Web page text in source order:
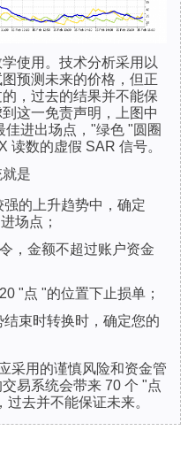
使用。技术分析采用以
预测未来的价格，但正
，过去的结果并不能保
这一免责声明，上图中
佳进出场点，"绿色 "圆圈
读数的虚假 SAR 信号。
是
的上升趋势中，确定
场点；
，金额不超过账户资金
"点 "的位置下止损单；
结束时转换时，确定您的
采用的谨慎风险和资金管
易系统会带来 70 个 "点
去并不能保证未来。